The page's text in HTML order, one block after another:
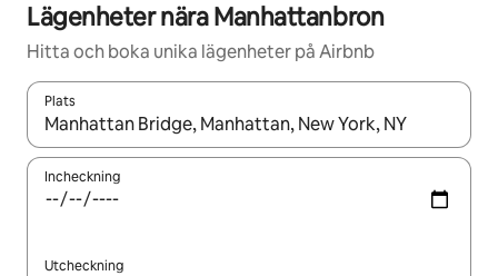
Lägenheter nära Manhattanbron
Hitta och boka unika lägenheter på Airbnb
Plats
När resultaten är tillgängliga kan du navigera med upp- och
Incheckning
Utcheckning